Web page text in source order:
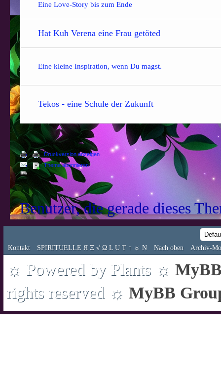
Eine Love-Story bis zum Ende
Hat Kuh Verena eine Frau getöted
Eine kleine Inspiration, wenn Du magst.
Tekos - eine Schule der Zukunft
Druckversion anzeigen
Thema abonnieren
Benutzer, die gerade dieses
Kontakt SPIRITUELLE Я Ξ √ Ω L U T ↑ ☼ N Nach oben Archiv-
☼ Powered by Plants ☼
rights reserved ☼ MyBB